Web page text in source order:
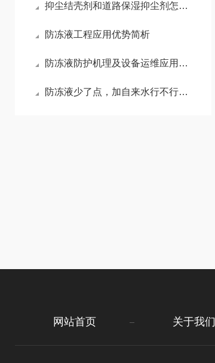
抑尘结壳剂和道路保湿抑尘剂怎么选？
防冻液工程应用优势简析
防冻液防护机理及设备运维应用研究
防冻液少了点，加自来水行不行？我心里一直犯嘀咕
网站首页 关于我们